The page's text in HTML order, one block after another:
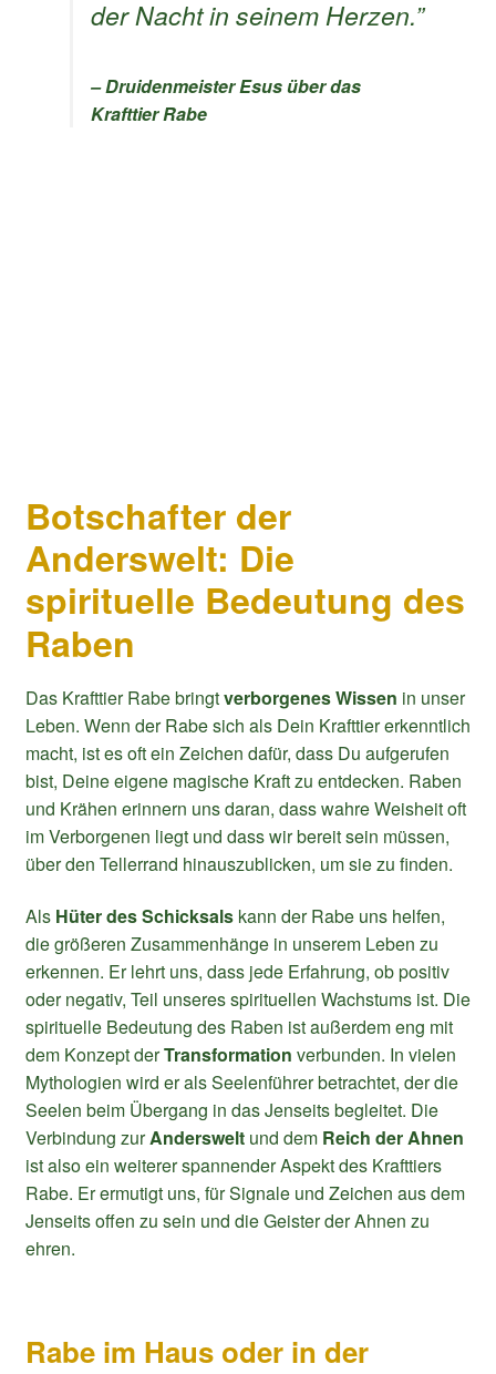
der Nacht in seinem Herzen.”
– Druidenmeister Esus über das
Krafttier Rabe
Botschafter der
Anderswelt: Die
spirituelle Bedeutung des
Raben
Das Krafttier Rabe bringtverborgenes Wissen in unser
Leben. Wenn der Rabe sich als Dein Krafttier erkenntlich
macht, ist es oft ein Zeichen dafür, dass Du aufgerufen
bist, Deine eigene magische Kraft zu entdecken. Raben
und Krähen erinnern uns daran, dass wahre Weisheit oft
im Verborgenen liegt und dass wir bereit sein müssen,
über den Tellerrand hinauszublicken, um sie zu finden.
Als Hüter des Schicksalskann der Rabe uns helfen,
die größeren Zusammenhänge in unserem Leben zu
erkennen. Er lehrt uns, dass jede Erfahrung, ob positiv
oder negativ, Teil unseres spirituellen Wachstums ist. Die
spirituelle Bedeutung des Raben ist außerdem eng mit
dem Konzept derTransformation verbunden. In vielen
Mythologien wird er als Seelenführer betrachtet, der die
Seelen beim Übergang in das Jenseits begleitet. Die
Verbindung zurAnderswelt und demReich der Ahnen
ist also ein weiterer spannender Aspekt des Krafttiers
Rabe. Er ermutigt uns, für Signale und Zeichen aus dem
Jenseits offen zu sein und die Geister der Ahnen zu
ehren.
Rabe im Haus oder in der